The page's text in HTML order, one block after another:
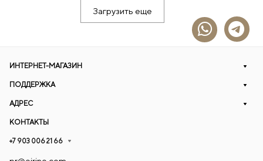
Загрузить еще
ИНТЕРНЕТ-МАГАЗИН
ПОДДЕРЖКА
АДРЕС
КОНТАКТЫ
+7 903 006 21 66